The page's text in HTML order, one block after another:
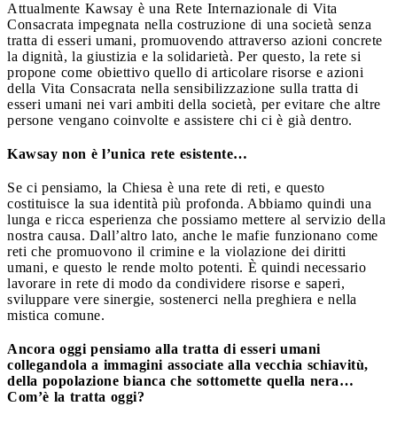
Attualmente Kawsay è una Rete Internazionale di Vita
Consacrata impegnata nella costruzione di una società senza
tratta di esseri umani, promuovendo attraverso azioni concrete
la dignità, la giustizia e la solidarietà. Per questo, la rete si
propone come obiettivo quello di articolare risorse e azioni
della Vita Consacrata nella sensibilizzazione sulla tratta di
esseri umani nei vari ambiti della società, per evitare che altre
persone vengano coinvolte e assistere chi ci è già dentro.
Kawsay non è l’unica rete esistente…
Se ci pensiamo, la Chiesa è una rete di reti, e questo
costituisce la sua identità più profonda. Abbiamo quindi una
lunga e ricca esperienza che possiamo mettere al servizio della
nostra causa. Dall’altro lato, anche le mafie funzionano come
reti che promuovono il crimine e la violazione dei diritti
umani, e questo le rende molto potenti. È quindi necessario
lavorare in rete di modo da condividere risorse e saperi,
sviluppare vere sinergie, sostenerci nella preghiera e nella
mistica comune.
Ancora oggi pensiamo alla tratta di esseri umani
collegandola a immagini associate alla vecchia schiavitù,
della popolazione bianca che sottomette quella nera…
Com’è la tratta oggi?